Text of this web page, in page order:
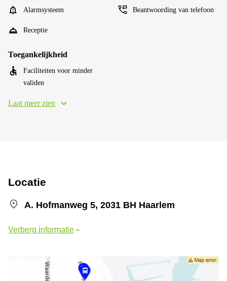
Alarmsysteem Beantwoording van telefoon
Receptie
Toegankelijkheid
Faciliteiten voor minder
validen
Laat meer zien
Locatie
A. Hofmanweg 5, 2031 BH Haarlem
Verberg informatie